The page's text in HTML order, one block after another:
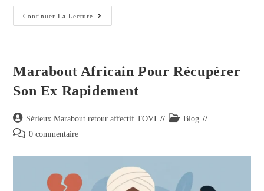
Continuer La Lecture
Marabout Africain Pour Récupérer
Son Ex Rapidement
Sérieux Marabout retour affectif TOVI
Blog
0 commentaire